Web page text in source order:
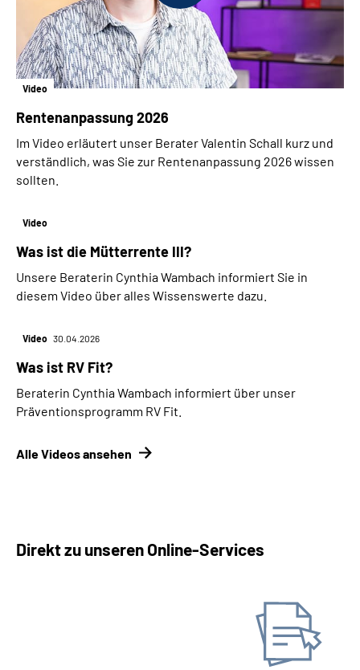
Video
Rentenanpassung 2026
Im Video erläutert unser Berater Valentin Schall kurz und
verständlich, was Sie zur Rentenanpassung 2026 wissen
sollten.
Video
Was ist die Mütterrente III?
Unsere Beraterin Cynthia Wambach informiert Sie in
diesem Video über alles Wissenswerte dazu.
Video 30.04.2026
Was ist RV Fit?
Beraterin Cynthia Wambach informiert über unser
Präventionsprogramm RV Fit.
Alle Videos ansehen
Direkt zu unseren Online-Services